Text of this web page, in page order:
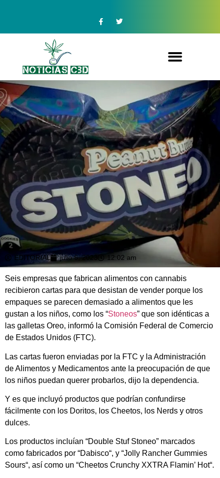
EDITORIAL julio 6, 2023 12:02 am
Seis empresas que fabrican alimentos con cannabis
recibieron cartas para que desistan de vender porque los
empaques se parecen demasiado a alimentos que les
gustan a los niños, como los “Stoneos” que son idénticas a
las galletas Oreo, informó la Comisión Federal de Comercio
de Estados Unidos (FTC).
Las cartas fueron enviadas por la FTC y la Administración
de Alimentos y Medicamentos ante la preocupación de que
los niños puedan querer probarlos, dijo la dependencia.
Y es que incluyó productos que podrían confundirse
fácilmente con los Doritos, los Cheetos, los Nerds y otros
dulces.
Los productos incluían “Double Stuf Stoneo” marcados
como fabricados por “Dabisco“, y “Jolly Rancher Gummies
Sours“, así como un “Cheetos Crunchy XXTRA Flamin’ Hot“.